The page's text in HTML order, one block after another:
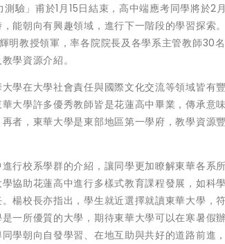
驗」甫於1月15日結束，高中端應考同學將於2
能朝向有興趣領域，進行下一階段的學習探索
明教授領軍，率各院院長及各學系主管教師30
學資源介紹。
學在大學社會責任與國際文化交流等領域皆有
大學許多優秀教師皆是花蓮高中畢業，傳承意
者，東華大學是東部地區第一學府，教學資源
行校系學群的介紹，讓同學更加瞭解東華各系
協助花蓮高中進行多樣式教育課程發展，如科
楊校長亦指出，學生就近選擇就讀東華大學，
一所優質的大學，期待東華大學可以在寒暑假
學朝向自發學習、在地互助與共好的道路前進